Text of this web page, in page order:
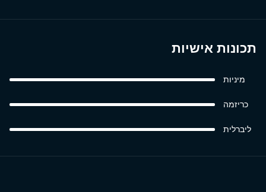
תכונות אישיות
מיניות
כריזמה
ליברלית